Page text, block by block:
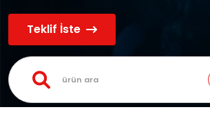
Teklif İste